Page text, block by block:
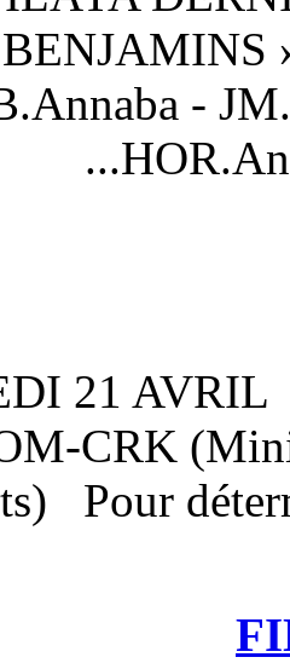
groupes «
–B- -
DU
* 14h00 :
(Cadets)